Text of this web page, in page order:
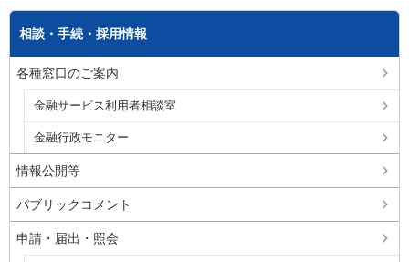
相談・手続・採用情報
各種窓口のご案内
金融サービス利用者相談室
金融行政モニター
情報公開等
パブリックコメント
申請・届出・照会